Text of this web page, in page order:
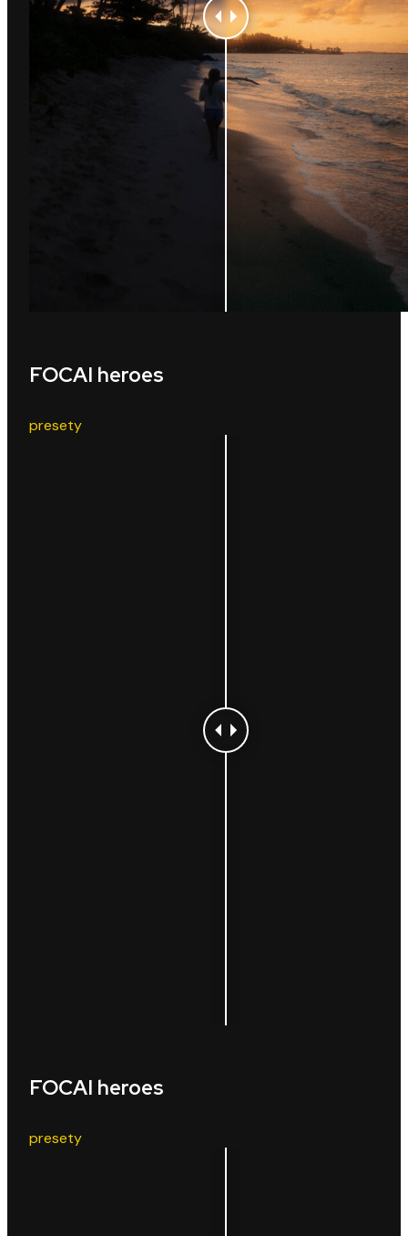
FOCAI heroes
presety
FOCAI heroes
presety